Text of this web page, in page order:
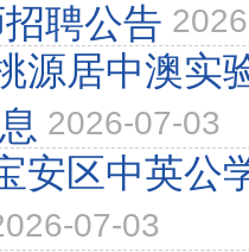
聘公告
源居中澳实
2026-07-03
安区中英公
07-03